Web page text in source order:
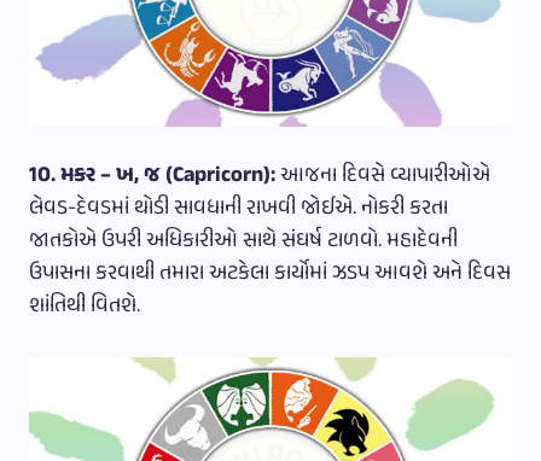
10. મકર – ખ, જ (Capricorn):આજના દિવસે વ્યાપારીઓએ
લેવડ-દેવડમાં થોડી સાવધાની રાખવી જોઈએ. નોકરી કરતા
જાતકોએ ઉપરી અધિકારીઓ સાથે સંઘર્ષ ટાળવો. મહાદેવની
ઉપાસના કરવાથી તમારા અટકેલા કાર્યોમાં ઝડપ આવશે અને દિવસ
શાંતિથી વિતશે.